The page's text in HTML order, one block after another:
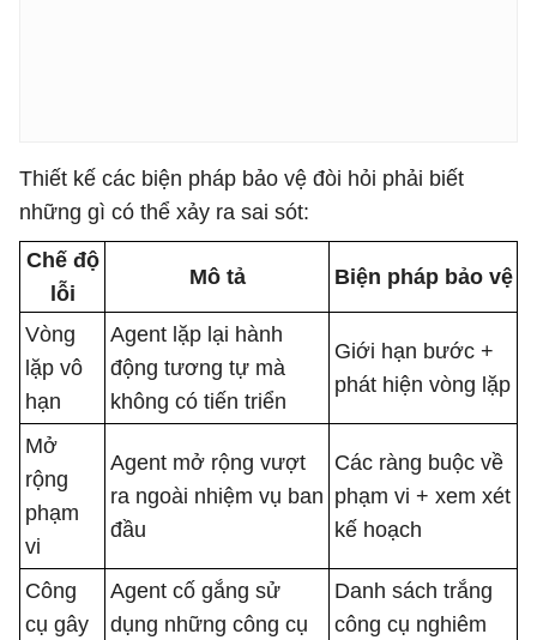
Thiết kế các biện pháp bảo vệ đòi hỏi phải biết
những gì có thể xảy ra sai sót:
Chế độ
lỗi
Mô tả Biện pháp bảo vệ
Vòng
lặp vô
hạn
Agent lặp lại hành
động tương tự mà
không có tiến triển
Giới hạn bước +
phát hiện vòng lặp
Mở
rộng
phạm
vi
Agent mở rộng vượt
ra ngoài nhiệm vụ ban
đầu
Các ràng buộc về
phạm vi + xem xét
kế hoạch
Công
cụ gây
Agent cố gắng sử
dụng những công cụ
Danh sách trắng
công cụ nghiêm